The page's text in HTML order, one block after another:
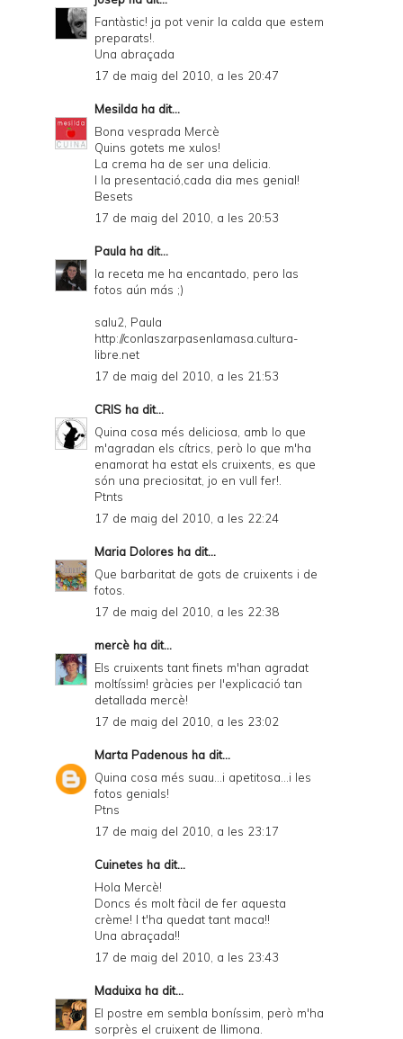
Fantàstic! ja pot venir la calda que estem
preparats!.
Una abraçada
17 de maig del 2010, a les 20:47
Mesilda ha dit...
Bona vesprada Mercè
Quins gotets me xulos!
La crema ha de ser una delicia.
I la presentació,cada dia mes genial!
Besets
17 de maig del 2010, a les 20:53
Paula ha dit...
la receta me ha encantado, pero las
fotos aún más ;)
salu2, Paula
http://conlaszarpasenlamasa.cultura-
libre.net
17 de maig del 2010, a les 21:53
CRIS ha dit...
Quina cosa més deliciosa, amb lo que
m'agradan els cítrics, però lo que m'ha
enamorat ha estat els cruixents, es que
són una preciositat, jo en vull fer!.
Ptnts
17 de maig del 2010, a les 22:24
Maria Dolores ha dit...
Que barbaritat de gots de cruixents i de
fotos.
17 de maig del 2010, a les 22:38
mercè ha dit...
Els cruixents tant finets m'han agradat
moltíssim! gràcies per l'explicació tan
detallada mercè!
17 de maig del 2010, a les 23:02
Marta Padenous ha dit...
Quina cosa més suau...i apetitosa...i les
fotos genials!
Ptns
17 de maig del 2010, a les 23:17
Cuinetes ha dit...
Hola Mercè!
Doncs és molt fàcil de fer aquesta
crème! I t'ha quedat tant maca!!
Una abraçada!!
17 de maig del 2010, a les 23:43
Maduixa ha dit...
El postre em sembla boníssim, però m'ha
sorprès el cruixent de llimona.